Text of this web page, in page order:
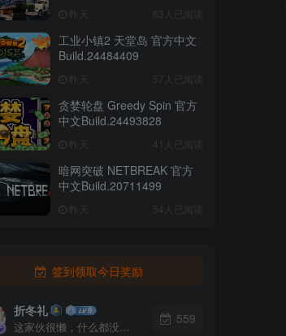
昨天 63人已阅读
工业小镇2 天堂岛 官方中文
Build.24484409
昨天 57人已阅读
贪婪轮盘 Greedy Spin 官方
中文Build.24493828
昨天 41人已阅读
暗网突破 NETBREAK 官方
中文Build.20711499
昨天 54人已阅读
签到领取今日奖励
折冬礼
这家伙很懒，什么都没有写...
559